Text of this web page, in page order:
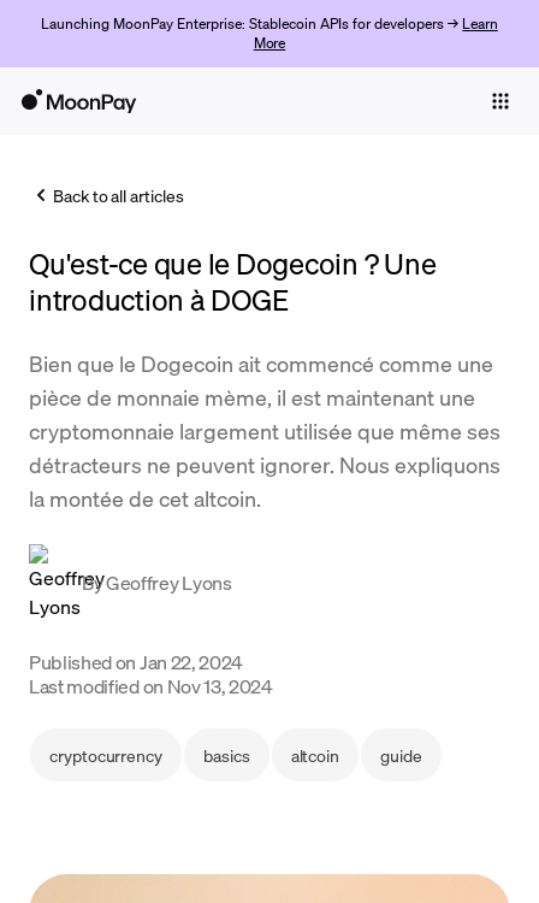
Launching MoonPay Enterprise: Stablecoin APIs for developers → Learn
More
Trade
Company
Learn
Support
Language
Back to all articles
Qu'est-ce que le Dogecoin ? Une
introduction à DOGE
Bien que le Dogecoin ait commencé comme une
pièce de monnaie mème, il est maintenant une
cryptomonnaie largement utilisée que même ses
détracteurs ne peuvent ignorer. Nous expliquons
la montée de cet altcoin.
ByGeoffrey Lyons
Published onJan 22, 2024
Last modified on Nov 13, 2024
cryptocurrency basics altcoin guide